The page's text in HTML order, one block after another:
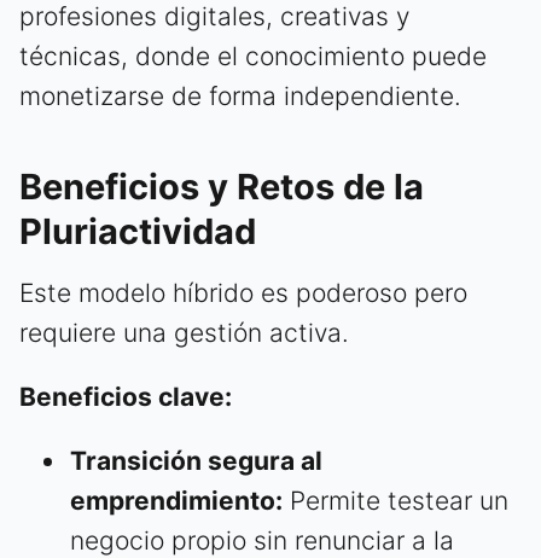
profesiones digitales, creativas y
técnicas, donde el conocimiento puede
monetizarse de forma independiente.
Beneficios y Retos de la
Pluriactividad
Este modelo híbrido es poderoso pero
requiere una gestión activa.
Beneficios clave:
Transición segura al
emprendimiento: Permite testear un
negocio propio sin renunciar a la